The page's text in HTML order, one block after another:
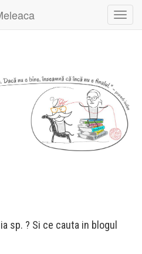
sp. ? Si ce cauta in blogul